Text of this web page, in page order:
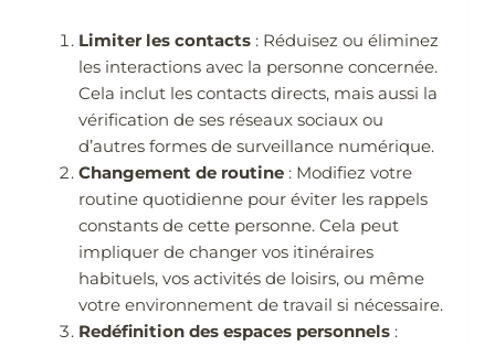
Limiter les contacts : Réduisez ou éliminez
les interactions avec la personne concernée.
Cela inclut les contacts directs, mais aussi la
vérification de ses réseaux sociaux ou
d’autres formes de surveillance numérique.
Changement de routine : Modifiez votre
routine quotidienne pour éviter les rappels
constants de cette personne. Cela peut
impliquer de changer vos itinéraires
habituels, vos activités de loisirs, ou même
votre environnement de travail si nécessaire.
Redéfinition des espaces personnels :